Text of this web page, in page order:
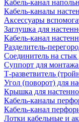
Кабель-канал
Кабель-каналы
Аксессуары
Заглушка для
Кабель-канал
Разделитель-
Соединитель на стык
Суппорт для
Т-разветвитель
Угол (поворот) для
Крышка для
Кабель-каналы
Кабель-канал
Лотки кабельные и